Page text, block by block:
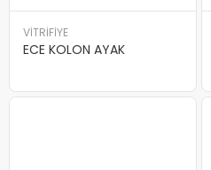
VİTRİFİYE
ECE KOLON AYAK